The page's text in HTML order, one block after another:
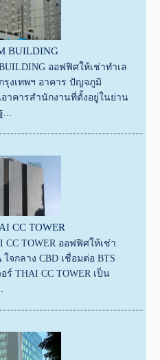
BUILDING
ออฟฟิศให้เช่าทำเล
รุงเทพฯ อาคาร ปัญจภูมิ
อาคารสำนักงานที่ตั้งอยู่ในย่าน
CC TOWER
TOWER ออฟฟิศให้เช่า
จกลาง CBD เชื่อมต่อ BTS
THAI CC TOWER เป็น